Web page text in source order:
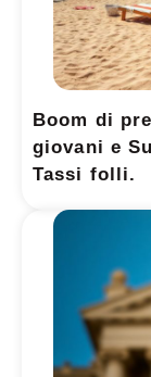
Boom di
giovani e
Tassi folli.